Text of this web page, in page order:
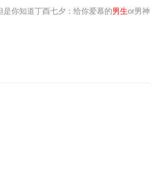
你知道丁酉七夕：给你爱慕的男生or男神